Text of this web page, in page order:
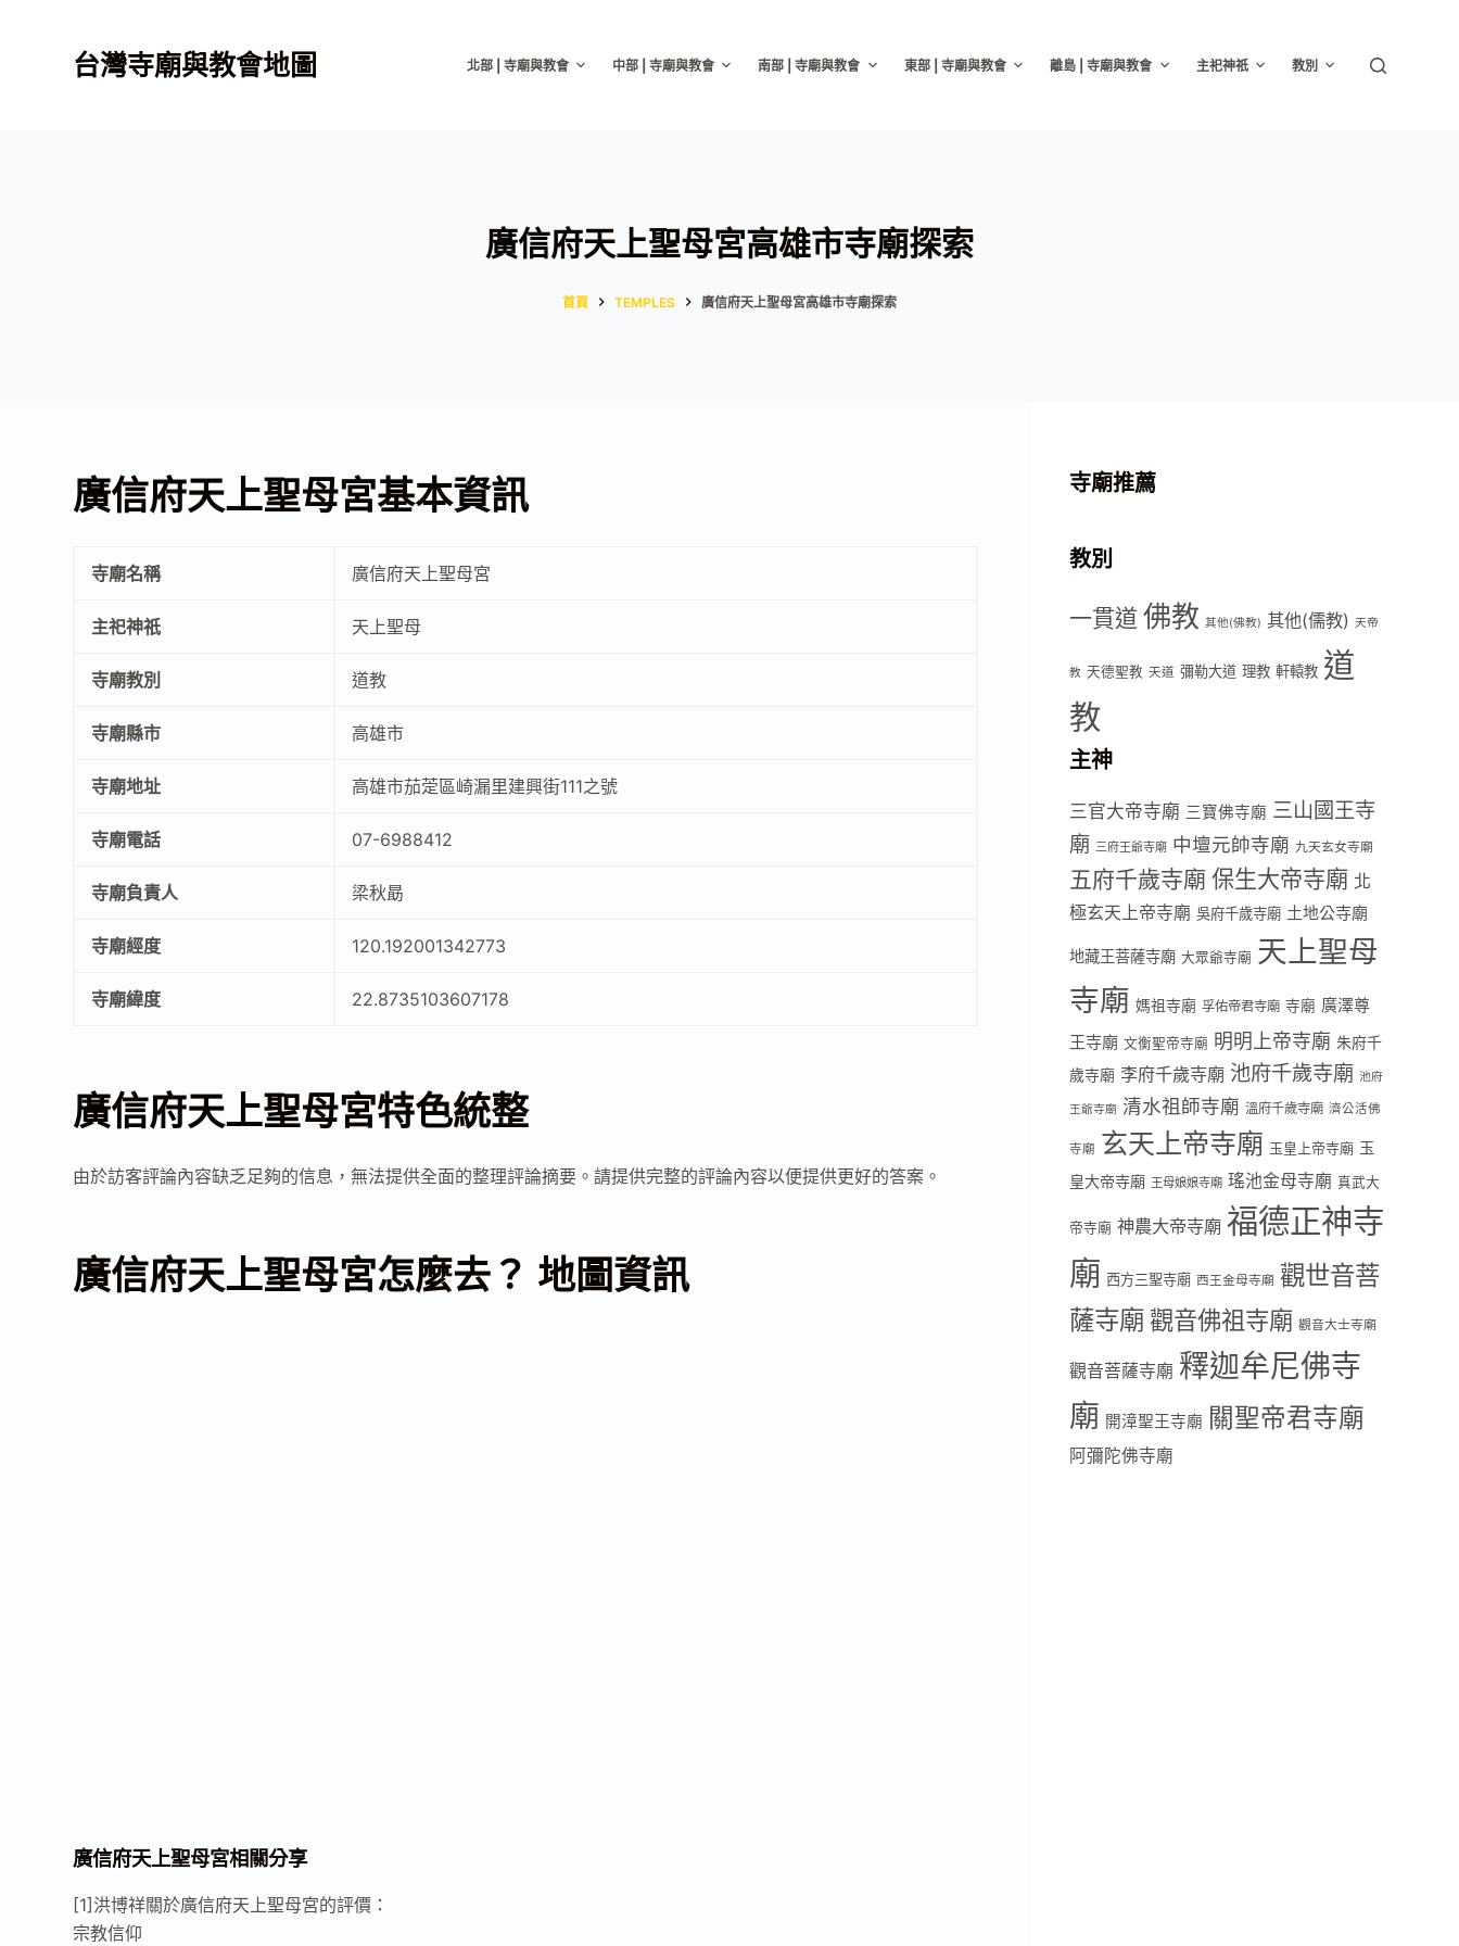
台灣寺廟與教會地圖 北部 | 寺廟與教會 中部 | 寺廟與教會 南部 | 寺廟與教會 東部 | 寺廟與教會 離島 | 寺廟與教會 主祀神祇 教別
廣信府天上聖母宮高雄市寺廟探索
首頁 TEMPLES 廣信府天上聖母宮高雄市寺廟探索
廣信府天上聖母宮基本資訊
寺廟名稱 廣信府天上聖母宮
主祀神祇 天上聖母
寺廟教別 道教
寺廟縣市 高雄市
寺廟地址 高雄市茄萣區崎漏里建興街111之號
寺廟電話 07-6988412
寺廟負責人 梁秋勗
寺廟經度 120.192001342773
寺廟緯度 22.8735103607178
廣信府天上聖母宮特色統整
由於訪客評論內容缺乏足夠的信息，無法提供全面的整理評論摘要。請提供完整的評論內容以便提供更好的答案。
廣信府天上聖母宮怎麼去？ 地圖資訊
廣信府天上聖母宮相關分享
[1]洪博祥關於廣信府天上聖母宮的評價：
宗教信仰
寺廟推薦
教別
一貫道 佛教 其他(佛教) 其他(儒教) 天帝
教 天德聖教 天道 彌勒大道 理教 軒轅教 道
教
主神
三官大帝寺廟 三寶佛寺廟 三山國王寺
廟 三府王爺寺廟 中壇元帥寺廟 九天玄女寺廟
五府千歲寺廟 保生大帝寺廟 北
極玄天上帝寺廟 吳府千歲寺廟 土地公寺廟
地藏王菩薩寺廟 大眾爺寺廟 天上聖母
寺廟 媽祖寺廟 孚佑帝君寺廟 寺廟 廣澤尊
王寺廟 文衡聖帝寺廟 明明上帝寺廟 朱府千
歲寺廟 李府千歲寺廟 池府千歲寺廟 池府
王爺寺廟 清水祖師寺廟 溫府千歲寺廟 濟公活佛
寺廟 玄天上帝寺廟 玉皇上帝寺廟 玉
皇大帝寺廟 王母娘娘寺廟 瑤池金母寺廟 真武大
帝寺廟 神農大帝寺廟 福德正神寺
廟 西方三聖寺廟 西王金母寺廟 觀世音菩
薩寺廟觀音佛祖寺廟 觀音大士寺廟
觀音菩薩寺廟 釋迦牟尼佛寺
廟 開漳聖王寺廟 關聖帝君寺廟
阿彌陀佛寺廟